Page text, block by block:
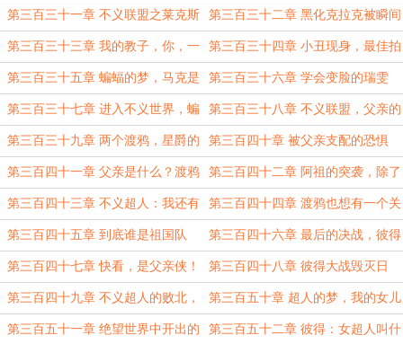
——跨越维度来见你
第三百三十一章 不义联盟之莱克斯
的绝望
第三百三十二章 黑化克拉克被瞬间
镇压
第三百三十三章 我的教子，你，一
定不是差劲的人
第三百三十四章 小丑现身，最佳拍
档！
第三百三十五章 蝙蝠的梦，马克是
谁？
第三百三十六章 学会变脸的瑞雯
第三百三十七章 进入不义世界，蝙
蝠侠的震撼！
第三百三十八章 不义联盟，父亲的
失败者
第三百三十九章 两个渡鸦，星爵的
疑惑？
第三百四十章 被父亲支配的恐惧
第三百四十一章 父亲是什么？渡鸦
的疑惑
第三百四十二章 阿祖的突袭，除了
父亲我的拳头最大
第三百四十三章 不义超人：我还有
教父？
第三百四十四章 渡鸦也想有一个关
于父亲的梦
第三百四十五章 到底谁是祖国队
长，谁是祖国人？
第三百四十六章 最后的决战，彼得
的怒火
第三百四十七章 快看，是父亲侠！ 第三百四十八章 彼得大战毁灭日
第三百四十九章 不义超人的败北，
痛苦梦境
第三百五十章 超人的梦，我的女儿
叫莱拉！
第三百五十一章 绝望世界中开出的 第三百五十二章 彼得：女超人叫什